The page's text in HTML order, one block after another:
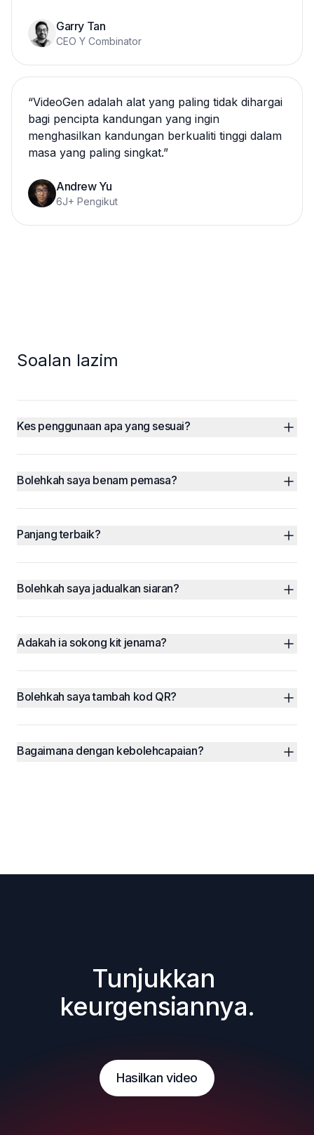
Garry Tan
CEO Y Combinator
“VideoGen adalah alat yang paling tidak dihargai
bagi pencipta kandungan yang ingin
menghasilkan kandungan berkualiti tinggi dalam
masa yang paling singkat.”
Andrew Yu
6J+ Pengikut
Soalan lazim
Kes penggunaan apa yang sesuai?
Bolehkah saya benam pemasa?
Panjang terbaik?
Bolehkah saya jadualkan siaran?
Adakah ia sokong kit jenama?
Bolehkah saya tambah kod QR?
Bagaimana dengan kebolehcapaian?
Tunjukkan
keurgensiannya.
Hasilkan video